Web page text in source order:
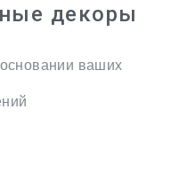
декоры
ваших